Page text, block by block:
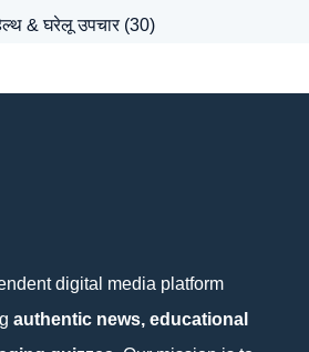
& घरेलू उपचार(30)
digital media platform
authentic news, educational